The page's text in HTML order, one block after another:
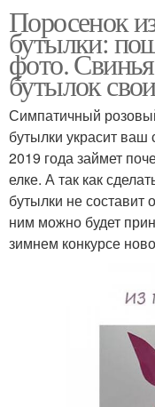
Поросенок
бутылки:
фото.
бутылок
Симпатичный
бутылки украсит ваш
2019 года займет
елке. А так как
бутылки не составит
ним можно будет
зимнем конкурсе